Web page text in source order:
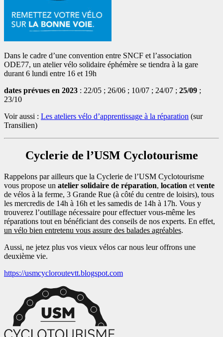
Dans le cadre d’une convention entre SNCF et l’association
ODE77, un atelier vélo solidaire éphémère se tiendra à la gare
durant 6 lundi entre 16 et 19h
dates prévues en 2023 : 22/05 ; 26/06 ; 10/07 ; 24/07 ; 25/09 ;
23/10
Voir aussi : Les ateliers vélo d’apprentissage à la réparation (sur
Transilien)
Cyclerie de l’USM Cyclotourisme
Rappelons par ailleurs que la Cyclerie de l’USM Cyclotourisme
vous propose un atelier solidaire de réparation, location et vente
de vélos à la ferme, 3 Grande Rue (à côté du centre de loisirs), tous
les mercredis de 14h à 16h et les samedis de 14h à 17h. Vous y
trouverez l’outillage nécessaire pour effectuer vous-même les
réparations tout en bénéficiant des conseils de nos experts. En effet,
un vélo bien entretenu vous assure des balades agréables.
Aussi, ne jetez plus vos vieux vélos car nous leur offrons une
deuxième vie.
https://usmcycloroutevtt.blogspot.com